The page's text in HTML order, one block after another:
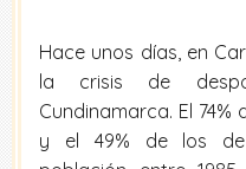
Hace unos días, en
la crisis de
Cundinamarca. El
y el 49% de los de